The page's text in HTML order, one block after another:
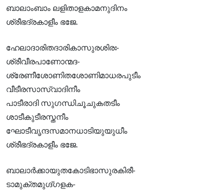
ബാലാംബാം ലളിതാളകാമനുദിനം
ശ്രീഭദ്രകാളീം ഭജേ.
ഹേലാദാരിതദാരികാസുരശിരഃ-
ശ്രീവീരപാണോന്മദ-
ശ്രേണീശോണിതശോണിമാധരപുടീം
വീടീരസാസ്വാദിനീം
പാടീരാദി സുഗന്ധിചൂചുകതടീം
ശാടീകുടീരസ്തനീം
ഘോടീവൃന്ദസമാനധാടിയുയുധീം
ശ്രീഭദ്രകാളീം ഭജേ.
ബാലാര്‍ക്കായുതകോടിഭാസുരകിരീ-
ടാമുക്തമുഗ്ദ്ഗളക-